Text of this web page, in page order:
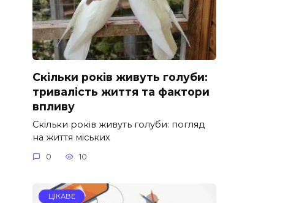
Скільки років живуть голуби:
тривалість життя та фактори
впливу
Скільки років живуть голуби: погляд
на життя міських
0 10
ЦІКАВЕ